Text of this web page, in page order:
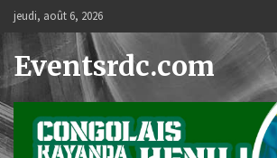
Skip
content
jeudi, août 6, 2026
Eventsrdc.com